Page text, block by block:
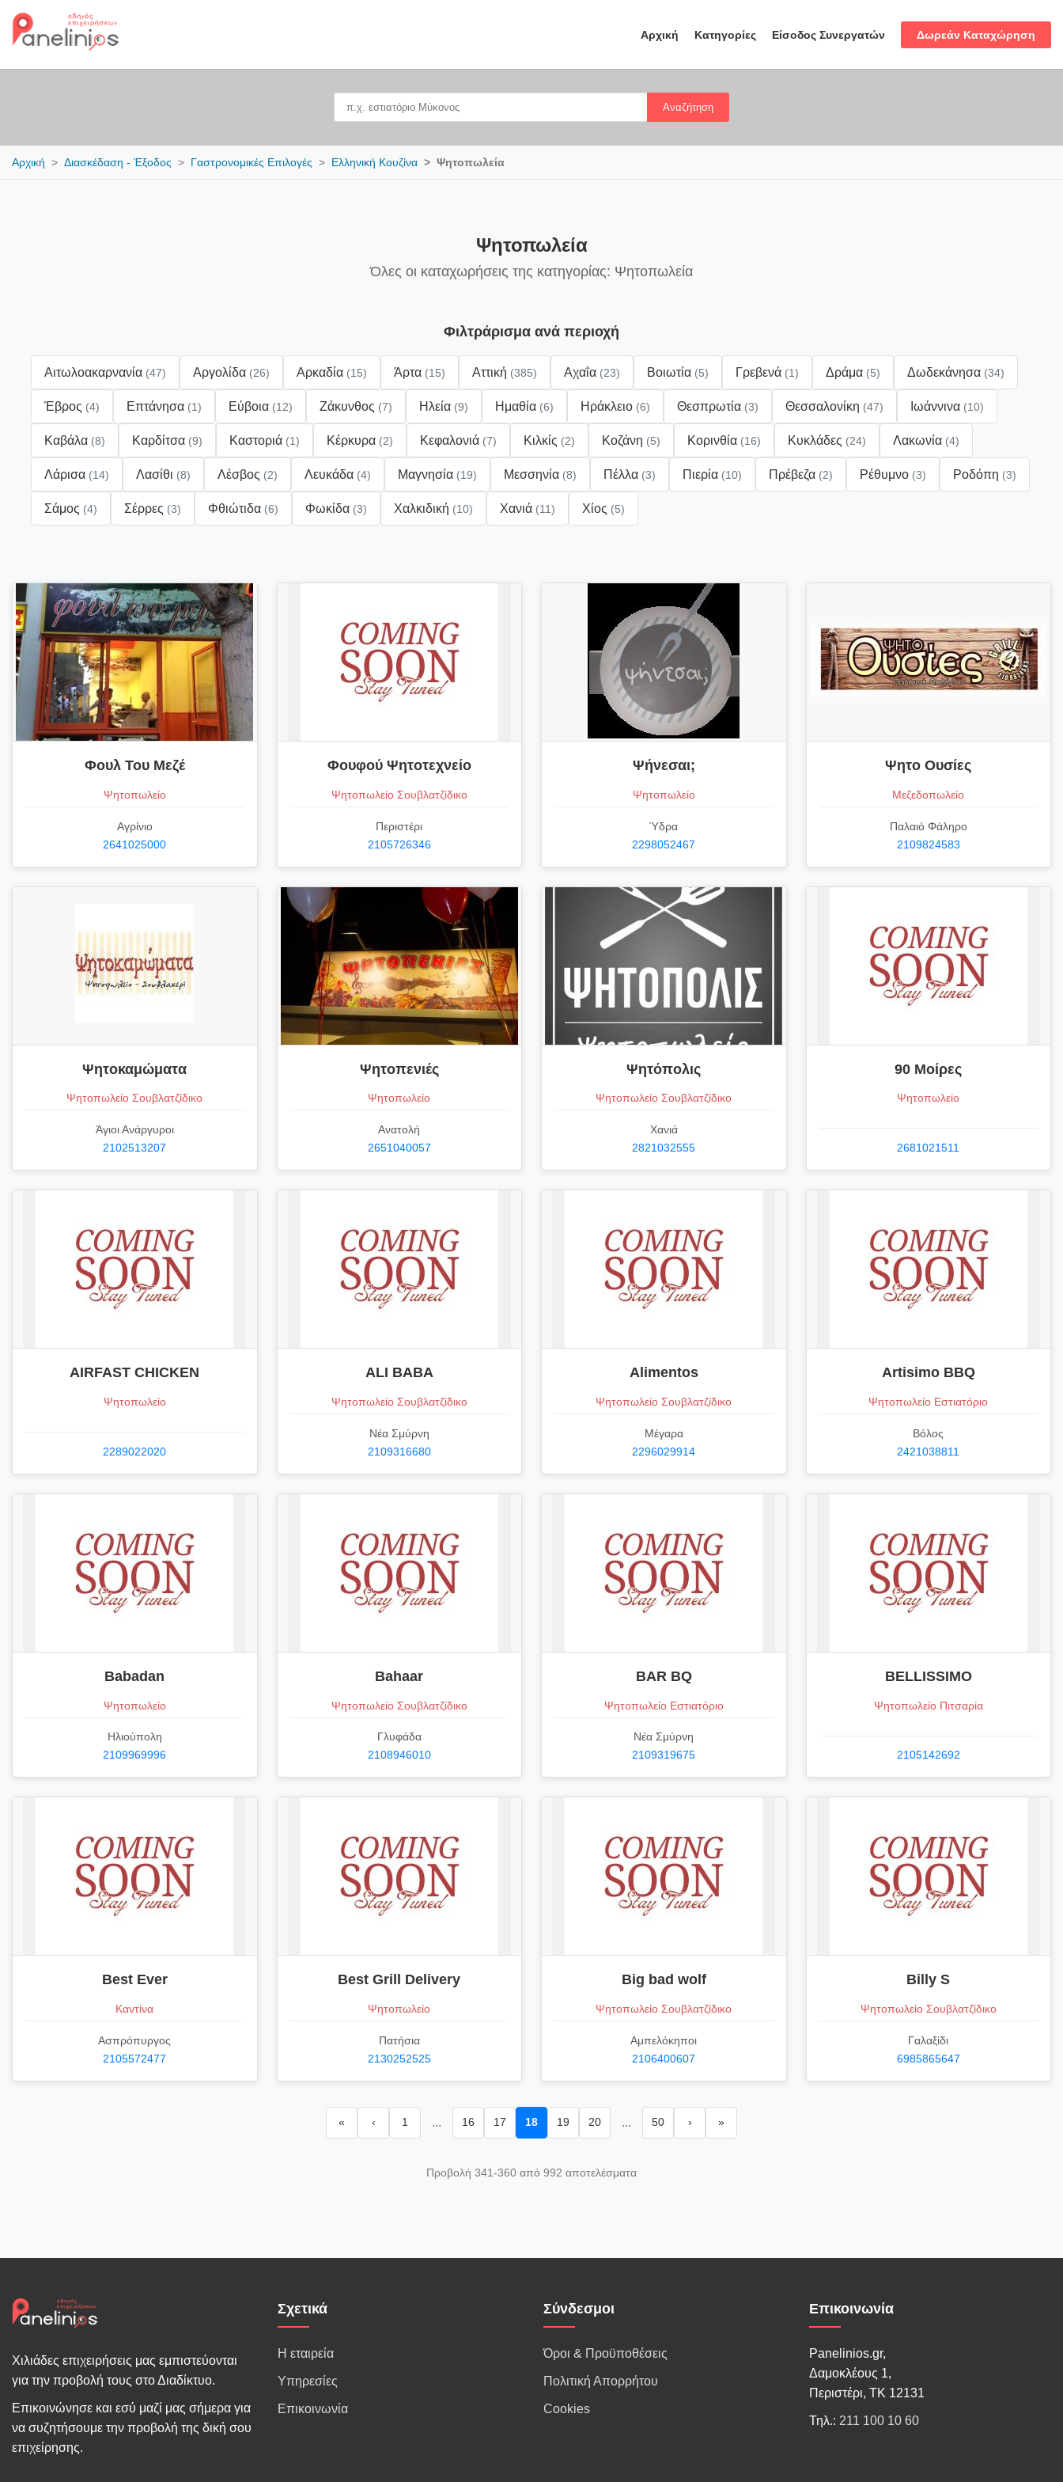
Αρχική Κατηγορίες Είσοδος Συνεργατών Δωρεάν Καταχώρηση
Αναζήτηση
Αρχική Διασκέδαση - Έξοδος Γαστρονομικές Επιλογές Ελληνική Κουζίνα Ψητοπωλεία
Ψητοπωλεία
Όλες οι καταχωρήσεις της κατηγορίας: Ψητοπωλεία
Φιλτράρισμα ανά περιοχή
Αιτωλοακαρνανία (47) Αργολίδα (26) Αρκαδία (15) Άρτα (15) Αττική (385) Αχαΐα (23) Βοιωτία (5) Γρεβενά (1) Δράμα (5) Δωδεκάνησα (34)
Έβρος (4) Επτάνησα (1) Εύβοια (12) Ζάκυνθος (7) Ηλεία (9) Ημαθία (6) Ηράκλειο (6) Θεσπρωτία (3) Θεσσαλονίκη (47) Ιωάννινα (10)
Καβάλα (8) Καρδίτσα (9) Καστοριά (1) Κέρκυρα (2) Κεφαλονιά (7) Κιλκίς (2) Κοζάνη (5) Κορινθία (16) Κυκλάδες (24) Λακωνία (4)
Λάρισα (14) Λασίθι (8) Λέσβος (2) Λευκάδα (4) Μαγνησία (19) Μεσσηνία (8) Πέλλα (3) Πιερία (10) Πρέβεζα (2) Ρέθυμνο (3) Ροδόπη (3)
Σάμος (4) Σέρρες (3) Φθιώτιδα (6) Φωκίδα (3) Χαλκιδική (10) Χανιά (11) Χίος (5)
Φουλ Του Μεζέ
Ψητοπωλείο
Αγρίνιο
2641025000
Φουφού Ψητοτεχνείο
Ψητοπωλείο Σουβλατζίδικο
Περιστέρι
2105726346
Ψήνεσαι;
Ψητοπωλείο
Ύδρα
2298052467
Ψητο Ουσίες
Μεζεδοπωλείο
Παλαιό Φάληρο
2109824583
Ψητοκαμώματα
Ψητοπωλείο Σουβλατζίδικο
Άγιοι Ανάργυροι
2102513207
Ψητοπενιές
Ψητοπωλείο
Ανατολή
2651040057
Ψητόπολις
Ψητοπωλείο Σουβλατζίδικο
Χανιά
2821032555
90 Μοίρες
Ψητοπωλείο
2681021511
AIRFAST CHICKEN
Ψητοπωλείο
2289022020
ALI BABA
Ψητοπωλείο Σουβλατζίδικο
Νέα Σμύρνη
2109316680
Alimentos
Ψητοπωλείο Σουβλατζίδικο
Μέγαρα
2296029914
Artisimo BBQ
Ψητοπωλείο Εστιατόριο
Βόλος
2421038811
Babadan
Ψητοπωλείο
Ηλιούπολη
2109969996
Bahaar
Ψητοπωλείο Σουβλατζίδικο
Γλυφάδα
2108946010
BAR BQ
Ψητοπωλείο Εστιατόριο
Νέα Σμύρνη
2109319675
BELLISSIMO
Ψητοπωλείο Πιτσαρία
2105142692
Best Ever
Καντίνα
Ασπρόπυργος
2105572477
Best Grill Delivery
Ψητοπωλείο
Πατήσια
2130252525
Big bad wolf
Ψητοπωλείο Σουβλατζίδικο
Αμπελόκηποι
2106400607
Billy S
Ψητοπωλείο Σουβλατζίδικο
Γαλαξίδι
6985865647
« ‹ 1 ... 16 17 18 19 20 ... 50 › »
Προβολή 341-360 από 992 αποτελέσματα
Χιλιάδες επιχειρήσεις μας εμπιστεύονται
για την προβολή τους στο Διαδίκτυο.
Επικοινώνησε και εσύ μαζί μας σήμερα για
να συζητήσουμε την προβολή της δική σου
επιχείρησης.
Σχετικά
Η εταιρεία
Υπηρεσίες
Επικοινωνία
Σύνδεσμοι
Όροι & Προϋποθέσεις
Πολιτική Απορρήτου
Cookies
Επικοινωνία
Panelinios.gr,
Δαμοκλέους 1,
Περιστέρι, ΤΚ 12131
Τηλ.: 211 100 10 60